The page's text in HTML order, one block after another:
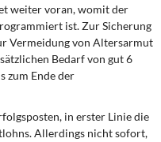
weiter voran, womit der
ist. Zur Sicherung
Vermeidung von Altersarmut
Bedarf von gut 6
zum Ende der
in erster Linie die
Allerdings nicht sofort,